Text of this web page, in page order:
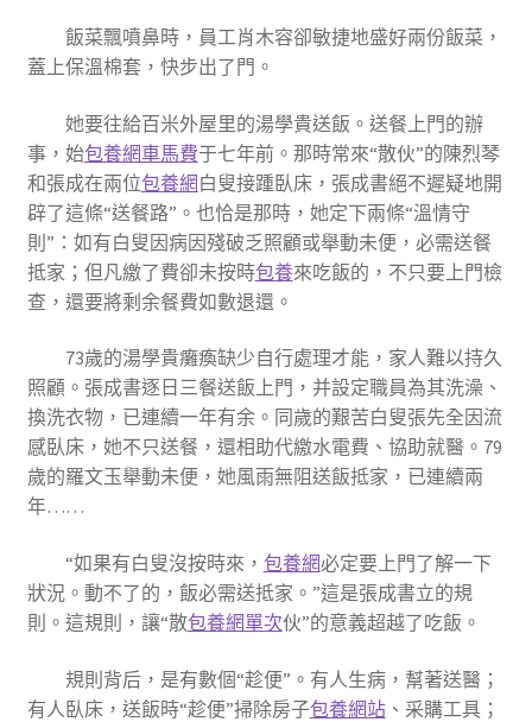
飯菜飄噴鼻時，員工肖木容卻敏捷地盛好兩份飯菜，
蓋上保溫棉套，快步出了門。
她要往給百米外屋里的湯學貴送飯。送餐上門的辦
事，始包養網車馬費于七年前。那時常來“散伙”的陳烈琴
和張成在兩位包養網白叟接踵臥床，張成書絕不遲疑地開
辟了這條“送餐路”。也恰是那時，她定下兩條“溫情守
則”：如有白叟因病因殘破乏照顧或舉動未便，必需送餐
抵家；但凡繳了費卻未按時包養來吃飯的，不只要上門檢
查，還要將剩余餐費如數退還。
73歲的湯學貴癱瘓缺少自行處理才能，家人難以持久
照顧。張成書逐日三餐送飯上門，并設定職員為其洗澡、
換洗衣物，已連續一年有余。同歲的艱苦白叟張先全因流
感臥床，她不只送餐，還相助代繳水電費、協助就醫。79
歲的羅文玉舉動未便，她風雨無阻送飯抵家，已連續兩
年……
“如果有白叟沒按時來， 包養網必定要上門了解一下
狀況。動不了的，飯必需送抵家。”這是張成書立的規
則。這規則，讓“散包養網單次伙”的意義超越了吃飯。
規則背后，是有數個“趁便”。有人生病，幫著送醫；
有人臥床，送飯時“趁便”掃除房子包養網站、采購工具；